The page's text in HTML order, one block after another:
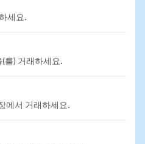
세요.
를) 거래하세요.
에서 거래하세요.